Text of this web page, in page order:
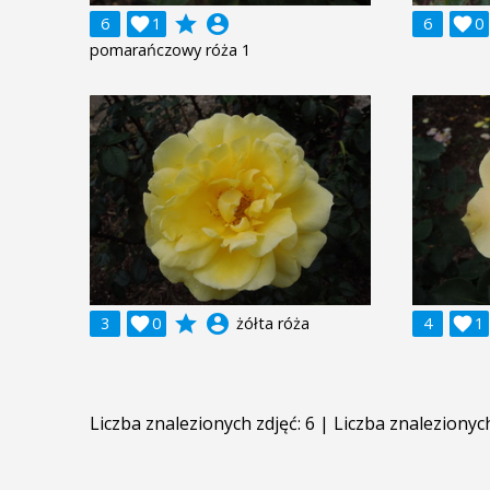
6 1
 grade account_circle
pomarańczowy róża 1
6 0

3 0
 grade account_circle żółta róża 4 1

Liczba znalezionych zdjęć: 6 | Liczba